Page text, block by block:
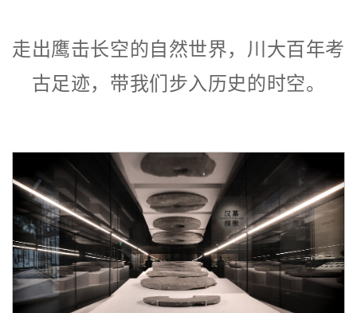
走出鹰击长空的自然世界，川大百年考
古足迹，带我们步入历史的时空。